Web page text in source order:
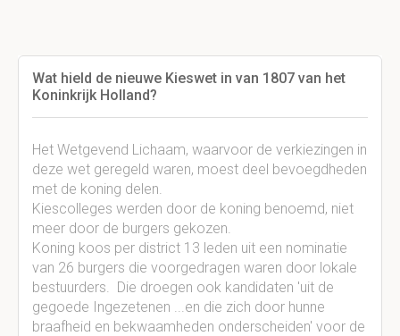
Wat hield de nieuwe Kieswet in van 1807 van het
Koninkrijk Holland?
Het Wetgevend Lichaam, waarvoor de verkiezingen in
deze wet geregeld waren, moest deel bevoegdheden
met de koning delen.
Kiescolleges werden door de koning benoemd, niet
meer door de burgers gekozen.
Koning koos per district 13 leden uit een nominatie
van 26 burgers die voorgedragen waren door lokale
bestuurders. Die droegen ook kandidaten 'uit de
gegoede Ingezetenen ...en die zich door hunne
braafheid en bekwaamheden onderscheiden' voor de